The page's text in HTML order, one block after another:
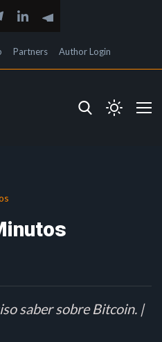
Partners Author Login
saber sobre Bitcoin. |